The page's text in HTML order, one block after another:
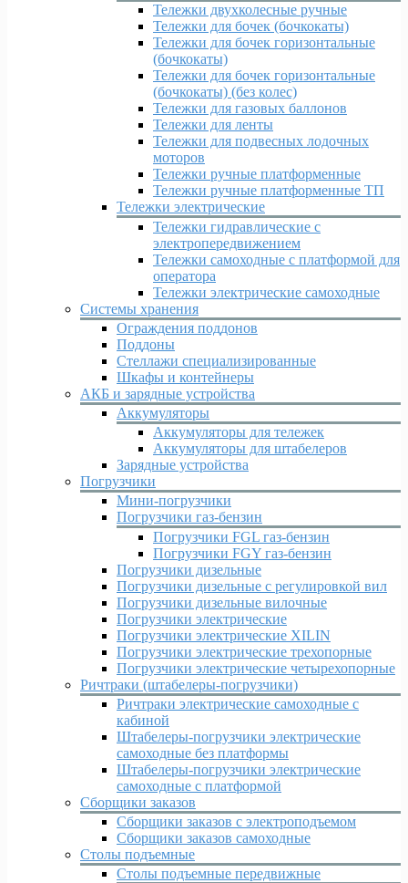
Тележки двухколесные ручные
Тележки для бочек (бочкокаты)
Тележки для бочек горизонтальные
(бочкокаты)
Тележки для бочек горизонтальные
(бочкокаты) (без колес)
Тележки для газовых баллонов
Тележки для ленты
Тележки для подвесных лодочных
моторов
Тележки ручные платформенные
Тележки ручные платформенные ТП
Тележки электрические
Тележки гидравлические с
электропередвижением
Тележки самоходные с платформой для
оператора
Тележки электрические самоходные
Системы хранения
Ограждения поддонов
Поддоны
Стеллажи специализированные
Шкафы и контейнеры
АКБ и зарядные устройства
Аккумуляторы
Аккумуляторы для тележек
Аккумуляторы для штабелеров
Зарядные устройства
Погрузчики
Мини-погрузчики
Погрузчики газ-бензин
Погрузчики FGL газ-бензин
Погрузчики FGY газ-бензин
Погрузчики дизельные
Погрузчики дизельные c регулировкой вил
Погрузчики дизельные вилочные
Погрузчики электрические
Погрузчики электрические XILIN
Погрузчики электрические трехопорные
Погрузчики электрические четырехопорные
Ричтраки (штабелеры-погрузчики)
Ричтраки электрические самоходные с
кабиной
Штабелеры-погрузчики электрические
самоходные без платформы
Штабелеры-погрузчики электрические
самоходные с платформой
Сборщики заказов
Сборщики заказов с электроподъемом
Сборщики заказов самоходные
Столы подъемные
Столы подъемные передвижные